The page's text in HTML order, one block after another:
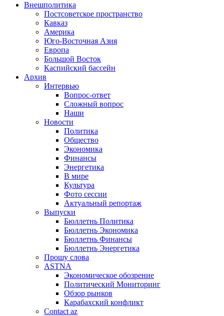
Внешполитика
Постсоветское пространство
Кавказ
Америка
Юго-Восточная Азия
Европа
Большой Восток
Каспийский бассейн
Архив
Интервью
Вопрос-ответ
Сложный вопрос
Наши
Новости
Политика
Общество
Экономика
Финансы
Энергетика
В мире
Культура
Фото сессии
Актуальный репортаж
Выпуски
Бюллетнь Политика
Бюллетнь Экономика
Бюллетнь Финансы
Бюллетнь Энергетика
Прошу слова
ASTNA
Экономическое обозрение
Политический Мониторинг
Обзор рынков
Карабахский конфликт
Contact az